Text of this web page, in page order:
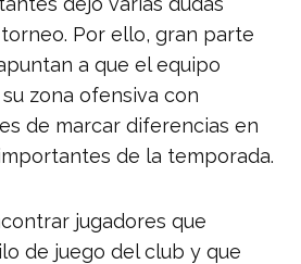
Por ello, gran parte
a que el equipo
zona ofensiva con
de marcar diferencias en
de la temporada.
jugadores que
de juego del club y que